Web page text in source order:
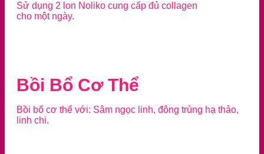
Sử dụng 2 lon Noliko cung cấp đủ collagen
cho một ngày.
Bồi Bổ Cơ Thể
Bồi bổ cơ thể với: Sâm ngọc linh, đông trùng hạ thảo,
linh chi.